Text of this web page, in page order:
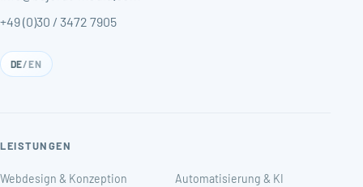
+49 (0)30 / 3472 7905
DE/EN
LEISTUNGEN
Webdesign & Konzeption
Automatisierung & KI